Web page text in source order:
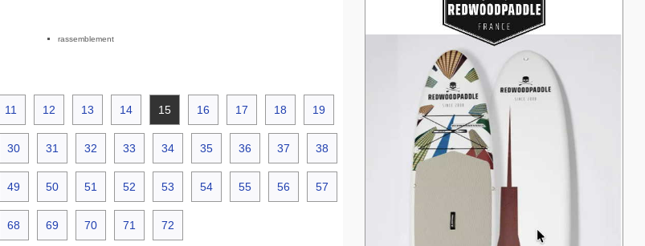
rassemblement
11 12 13 14 15 16 17 18 19
30 31 32 33 34 35 36 37 38
49 50 51 52 53 54 55 56 57
68 69 70 71 72